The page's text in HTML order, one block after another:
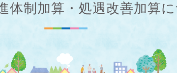
体制加算・処遇改善加算